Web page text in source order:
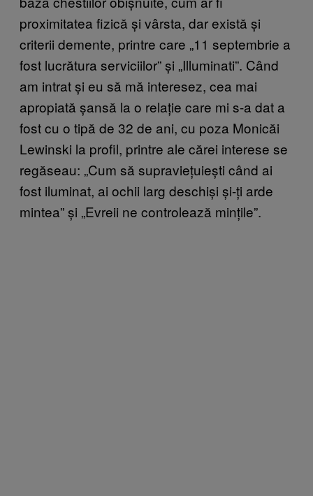
proximitatea fizică și vârsta, dar există și
criterii demente, printre care „11 septembrie a
fost lucrătura serviciilor” și „Illuminati”. Când
am intrat și eu să mă interesez, cea mai
apropiată șansă la o relație care mi s-a dat a
fost cu o tipă de 32 de ani, cu poza Monicăi
Lewinski la profil, printre ale cărei interese se
regăseau: „Cum să supraviețuiești când ai
fost iluminat, ai ochii larg deschiși și-ți arde
mintea” și „Evreii ne controlează mințile”.